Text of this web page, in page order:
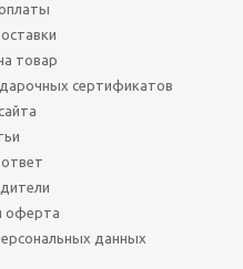
товар
сертификатов
оферта
данных